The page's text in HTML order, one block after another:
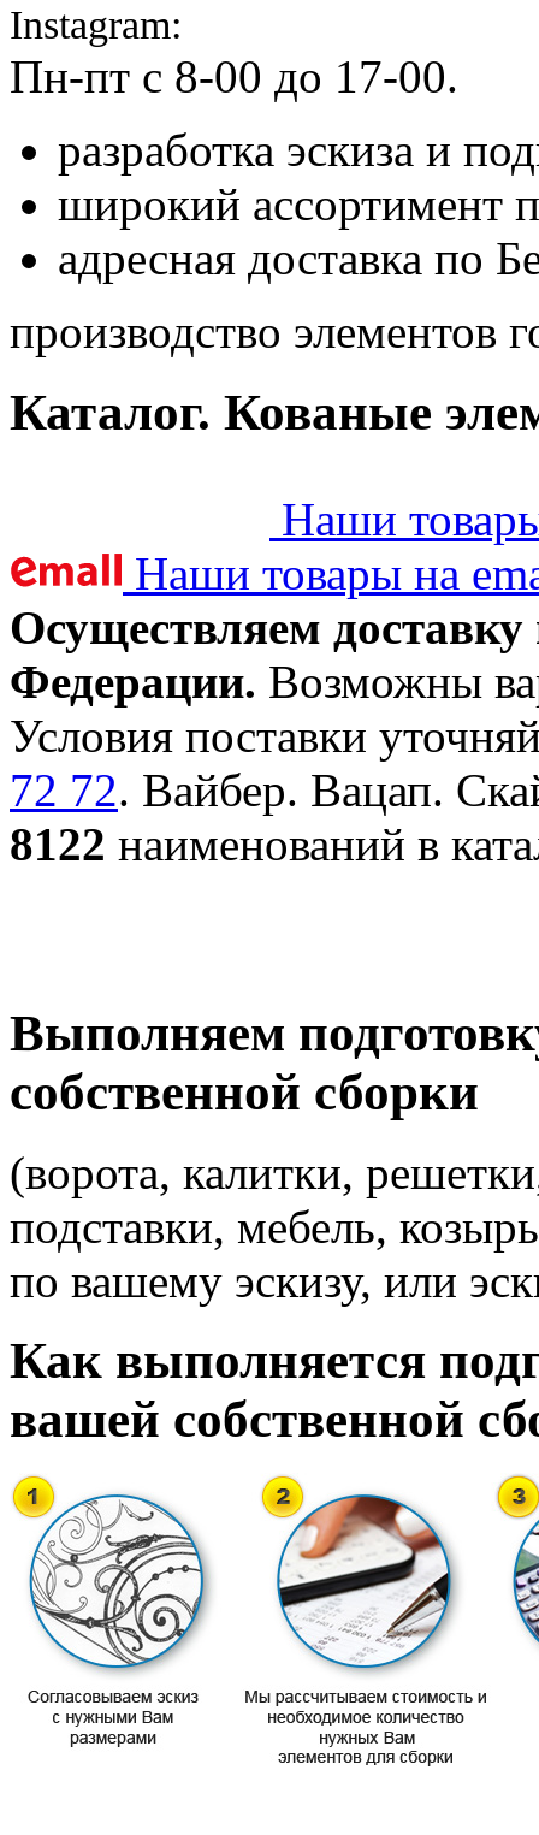
Instagram:
Пн-пт c 8-00 до 17-00.
разработка эскиза и
широкий ассортимент
адресная доставка по
производство элементов
Каталог. Кованые
Наши
Наши товары на
Осуществляем
Федерации. Возможны
Условия поставки
72 72. Вайбер. Вацап.
8122 наименований в
Выполняем
собственной сборки
(ворота, калитки,
подставки, мебель,
по вашему эскизу, или
Как выполняется
вашей собственной